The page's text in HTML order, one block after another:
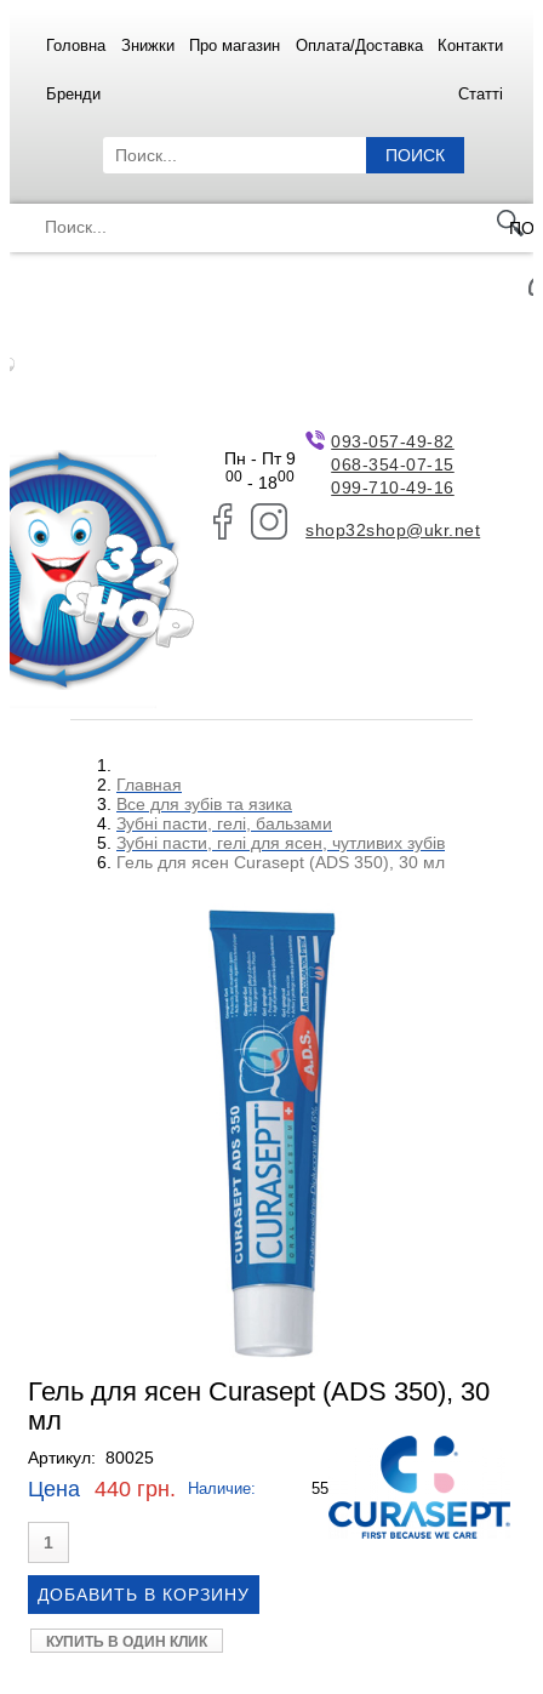
Головна Знижки Про магазин Оплата/Доставка Контакти
Бренди Статті
ПОИСК
Пн - Пт 9
00- 1800
093-057-49-82
068-354-07-15
099-710-49-16
shop32shop@ukr.net
Главная
Все для зубів та язика
Зубні пасти, гелі, бальзами
Зубні пасти, гелі для ясен, чутливих зубів
Гель для ясен Curasept (ADS 350), 30 мл
Гель для ясен Curasept (ADS 350), 30
мл
Артикул: 80025
Цена 440 грн. Наличие: 55
КУПИТЬ В ОДИН КЛИК